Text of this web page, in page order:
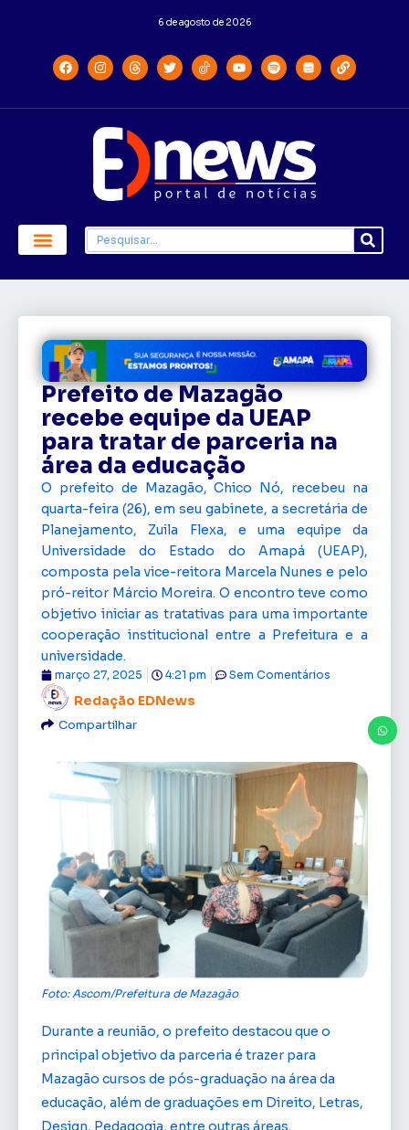
6 de agosto de 2026
Prefeito de Mazagão
recebe equipe da UEAP
para tratar de parceria na
área da educação
O prefeito de Mazagão, Chico Nó, recebeu na
quarta-feira (26), em seu gabinete, a secretária de
Planejamento, Zuila Flexa, e uma equipe da
Universidade do Estado do Amapá (UEAP),
composta pela vice-reitora Marcela Nunes e pelo
pró-reitor Márcio Moreira. O encontro teve como
objetivo iniciar as tratativas para uma importante
cooperação institucional entre a Prefeitura e a
universidade.
Redação EDNews
março 27, 2025 4:21 pm Sem Comentários
Compartilhar
Foto: Ascom/Prefeitura de Mazagão
Durante a reunião, o prefeito destacou que o
principal objetivo da parceria é trazer para
Mazagão cursos de pós-graduação na área da
educação, além de graduações em Direito, Letras,
Design, Pedagogia, entre outras áreas.